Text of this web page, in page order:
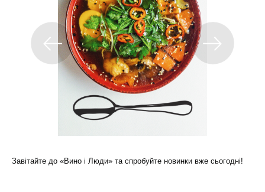
Завітайте до «Вино і Люди» та спробуйте новинки вже сьогодні!